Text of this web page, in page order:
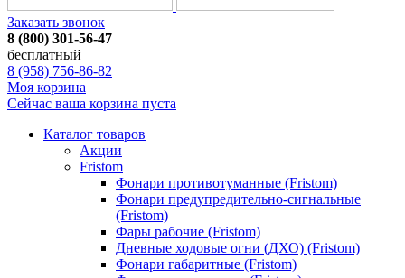
Заказать звонок
8 (800) 301-56-47
бесплатный
8 (958) 756-86-82
Моя корзина
Сейчас ваша корзина пуста
Каталог товаров
Акции
Fristom
Фонари противотуманные (Fristom)
Фонари предупредительно-сигнальные
(Fristom)
Фары рабочие (Fristom)
Дневные ходовые огни (ДХО) (Fristom)
Фонари габаритные (Fristom)